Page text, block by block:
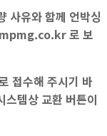
사유와 함께 언박싱
로 보
접수해 주시기 바
스템상 교환 버튼이